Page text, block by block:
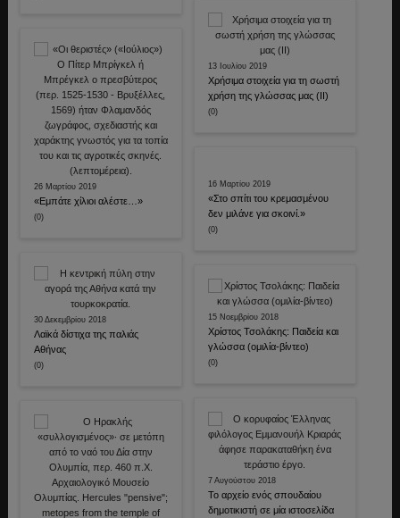
26 Μαρτίου 2019
«Εμπάτε χίλιοι αλέστε…»
(0)
30 Δεκεμβρίου 2018
Λαϊκά δίστιχα της παλιάς
Αθήνας
(0)
13 Ιουλίου 2019
Χρήσιμα στοιχεία για τη σωστή
χρήση της γλώσσας μας (ΙΙ)
(0)
16 Μαρτίου 2019
«Στο σπίτι του κρεμασμένου
δεν μιλάνε για σκοινί.»
(0)
15 Νοεμβρίου 2018
Χρίστος Τσολάκης: Παιδεία και
γλώσσα (ομιλία-βίντεο)
(0)
7 Αυγούστου 2018
Το αρχείο ενός σπουδαίου
δημοτικιστή σε μία ιστοσελίδα